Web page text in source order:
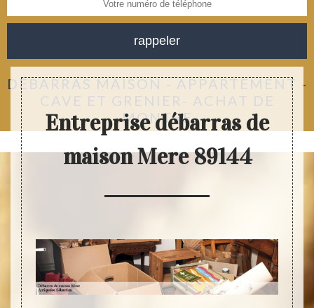
DÉBARRAS MAISON - APPARTEMENT -
CAVE ET GRENIER- ACHAT DE
MONTRE
Entreprise débarras de
maison Mere 89144